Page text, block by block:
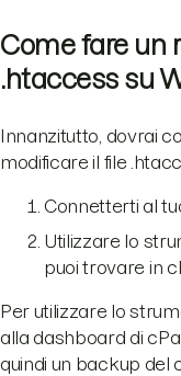
Come fare un
.htaccess su
Innanzitutto, dovrai
modificare il file
Connetterti al
Utilizzare lo
puoi trovare in
Per utilizzare lo
alla dashboard di
quindi un backup del